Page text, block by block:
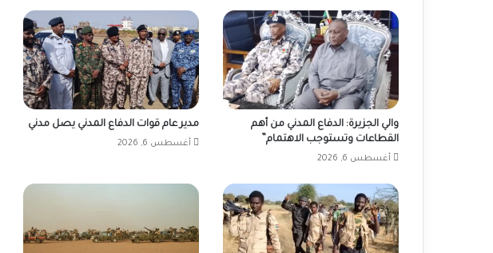
والي الجزيرة: الدفاع المدني من أهم
القطاعات وتستوجب الاهتمام”
أغسطس 6, 2026
مدير عام قوات الدفاع المدني يصل مدني
أغسطس 6, 2026